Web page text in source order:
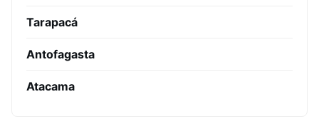
Tarapacá
Antofagasta
Atacama